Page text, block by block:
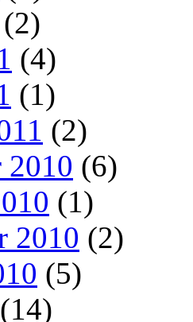
(2)
(4)
(1)
(2)
2010 (6)
(1)
2010 (2)
(5)
(14)